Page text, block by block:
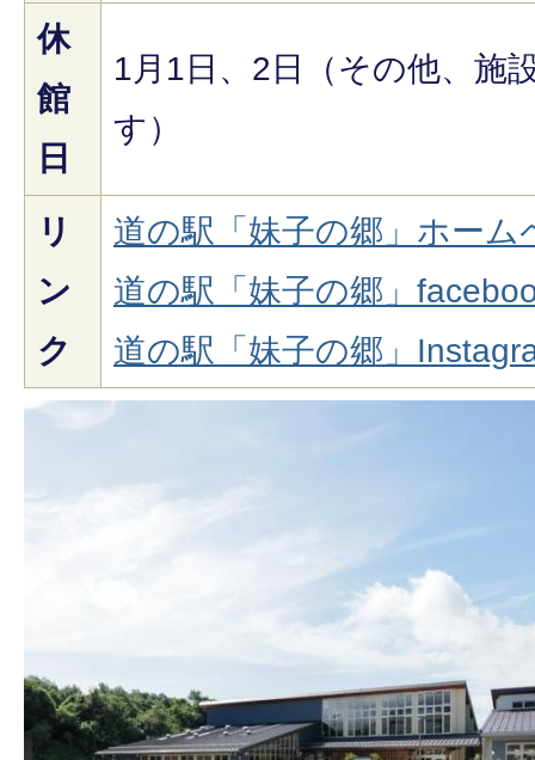
休
館
日
1月1日、2日（その他、施
す）
リ
ン
ク
道の駅「妹子の郷」ホーム
道の駅「妹子の郷」
道の駅「妹子の郷」